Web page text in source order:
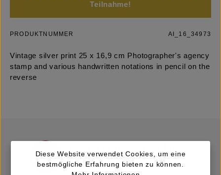
Teilnahme!
PRODUKTNUMMER AI_16_34973
Vintage silver print 25 x 16,9 cm Photographer's agency
stamp and various handwritten notations in pencil on the
reverse
Diese Website verwendet Cookies, um eine
bestmögliche Erfahrung bieten zu können.